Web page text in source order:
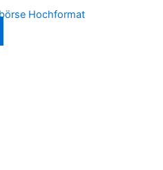
Hochformat